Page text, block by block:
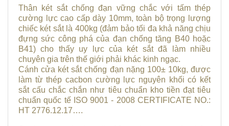
Thân két sắt chống đạn vững chắc với tấm thép
cường lực cao cấp dày 10mm, toàn bộ trọng lượng
chiếc két sắt là 400kg (đảm bảo tối đa khả năng chịu
đựng sức công phá của đạn chống tăng B40 hoặc
B41) cho thấy uy lực của két sắt đã làm nhiều
chuyên gia trên thế giới phải khác kinh ngạc.
Cánh cửa két sắt chống đạn nặng 100± 10kg, được
làm từ thép cacbon cường lực nguyên khối có kết
sắt cấu chắc chắn như tiêu chuẩn kho tiền đạt tiêu
chuẩn quốc tế ISO 9001 - 2008 CERTIFICATE NO.:
HT 2776.12.17….